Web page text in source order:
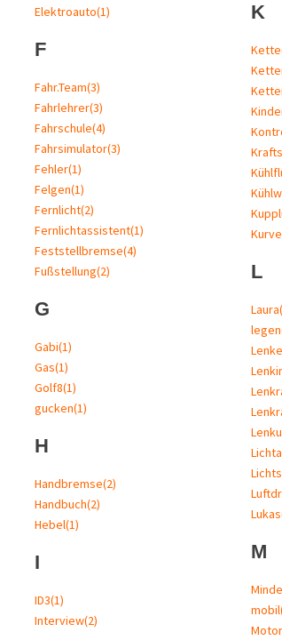
Elektroauto(1)
F
Fahr.Team(3)
Fahrlehrer(3)
Fahrschule(4)
Fahrsimulator(3)
Fehler(1)
Felgen(1)
Fernlicht(2)
Fernlichtassistent(1)
Feststellbremse(4)
Fußstellung(2)
G
Gabi(1)
Gas(1)
Golf8(1)
gucken(1)
H
Handbremse(2)
Handbuch(2)
Hebel(1)
I
ID3(1)
Interview(2)
K
Kette
Kurve
L
Laura
legen
Lukas
M
mobil